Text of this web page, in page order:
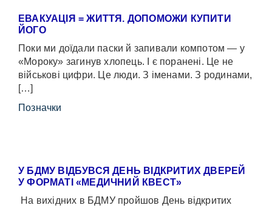
ЕВАКУАЦІЯ = ЖИТТЯ. ДОПОМОЖИ КУПИТИ
ЙОГО
Поки ми доїдали паски й запивали компотом — у
«Мороку» загинув хлопець. І є поранені. Це не
військові цифри. Це люди. З іменами. З родинами,
[…]
Позначки
У БДМУ ВІДБУВСЯ ДЕНЬ ВІДКРИТИХ ДВЕРЕЙ
У ФОРМАТІ «МЕДИЧНИЙ КВЕСТ»
На вихідних в БДМУ пройшов День відкритих